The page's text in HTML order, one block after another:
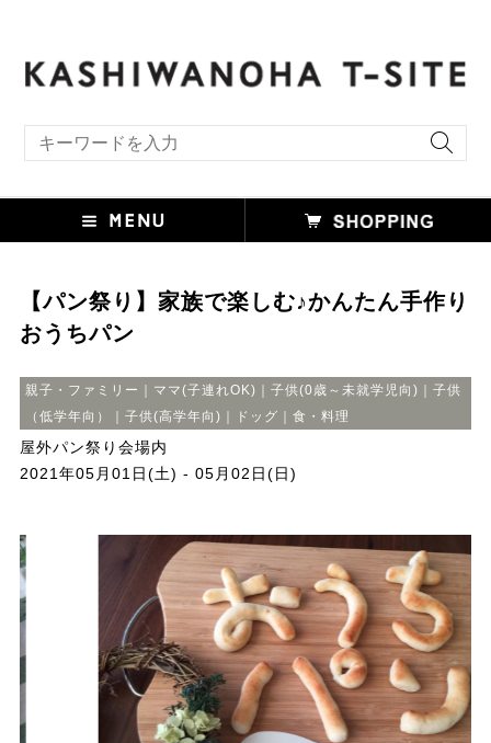
【パン祭り】家族で楽しむ♪かんたん手作り
おうちパン
親子・ファミリー｜ママ(子連れOK)｜子供(0歳～未就学児向)｜子供
（低学年向）｜子供(高学年向)｜ドッグ｜食・料理
屋外パン祭り会場内
2021年05月01日(土) - 05月02日(日)